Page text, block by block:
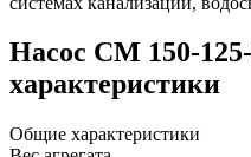
Насос СМ 150-
характеристики
Общие характеристики